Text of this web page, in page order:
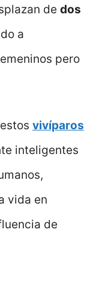
de dos
a
pero
vivíparos
inteligentes
vida en
de